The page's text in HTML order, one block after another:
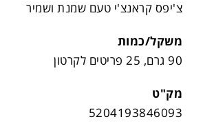
צ'יפס קראנצ'י טעם שמנת ושמיר
משקל/כמות
90 גרם, 25 פריטים לקרטון
מק"ט
5204193846093